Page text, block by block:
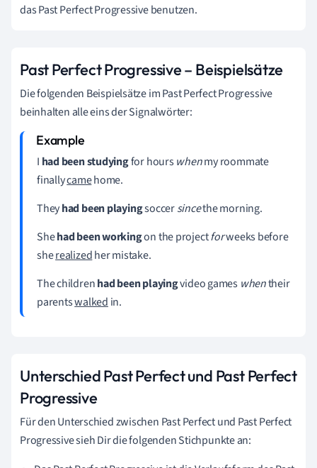
das Past Perfect Progressive benutzen.
Past Perfect Progressive – Beispielsätze
Die folgenden Beispielsätze im Past Perfect Progressive
beinhalten alle eins der Signalwörter:
I had been studyingfor hourswhenmy roommate
finallycamehome.
Theyhad been playingsoccersincethe morning.
Shehad been workingon the projectforweeks before
sherealizedher mistake.
The childrenhad been playingvideo games whentheir
parentswalked in.
Unterschied Past Perfect und Past Perfect
Progressive
Für den Unterschied zwischen Past Perfect und Past Perfect
Progressive sieh Dir die folgenden Stichpunkte an: